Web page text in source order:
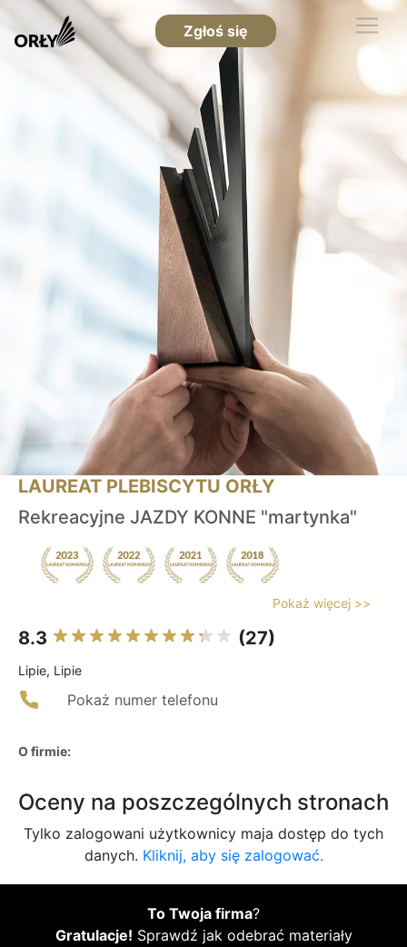
Zgłoś się
LAUREAT PLEBISCYTU ORŁY
Rekreacyjne JAZDY KONNE "martynka"
Pokaż więcej >>
8.3 (27)
Lipie, Lipie
Pokaż numer telefonu
O firmie:
Oceny na poszczególnych stronach
Tylko zalogowani użytkownicy maja dostęp do tych
danych. Kliknij, aby się zalogować.
To Twoja firma?
Gratulacje! Sprawdź jak odebrać materiały